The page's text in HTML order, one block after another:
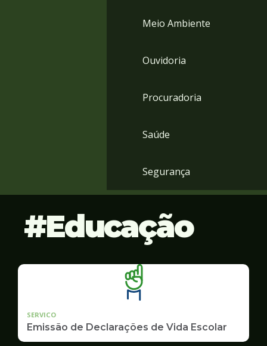
Meio Ambiente
Ouvidoria
Procuradoria
Saúde
Segurança
Educação
SERVICO
Emissão de Declarações de Vida Escolar